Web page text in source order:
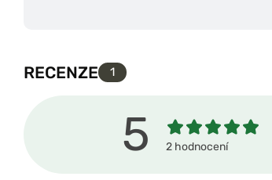
RECENZE 1
5 2 hodnocení